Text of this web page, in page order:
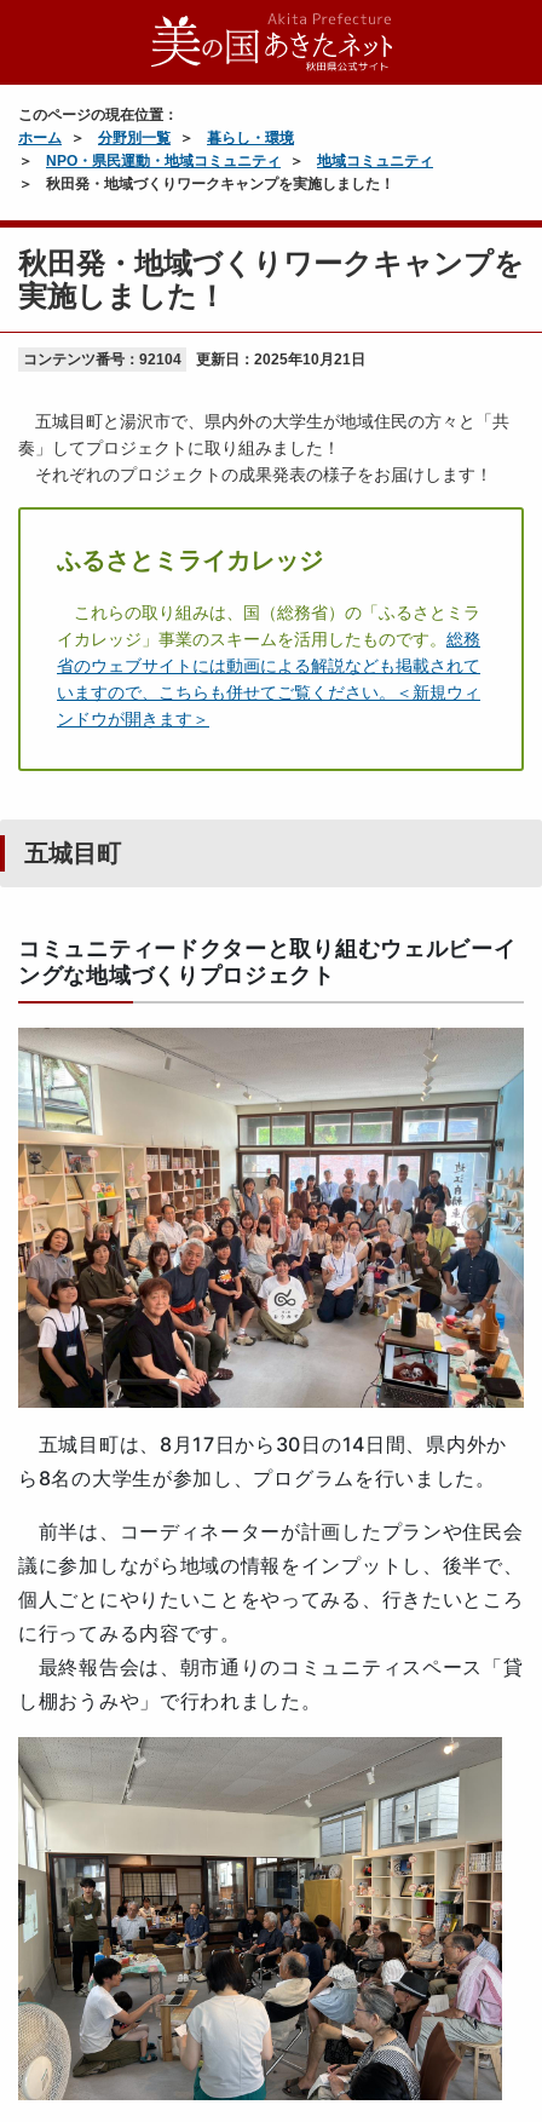
このページの現在位置：
ホーム
分野別一覧
暮らし・環境
NPO・県民運動・地域コミュニティ
地域コミュニティ
秋田発・地域づくりワークキャンプを実施しました！
秋田発・地域づくりワークキャンプを
実施しました！
コンテンツ番号：92104 更新日： 2025年10月21日
五城目町と湯沢市で、県内外の大学生が地域住民の方々と「共
奏」してプロジェクトに取り組みました！
それぞれのプロジェクトの成果発表の様子をお届けします！
ふるさとミライカレッジ
これらの取り組みは、国（総務省）の「ふるさとミラ
イカレッジ」事業のスキームを活用したものです。 総務
省のウェブサイトには動画による解説なども掲載されて
いますので、こちらも併せてご覧ください。＜新規ウィ
ンドウが開きます＞
五城目町
コミュニティードクターと取り組むウェルビーイ
ングな地域づくりプロジェクト
五城目町は、8月17日から30日の14日間、 県内外か
ら8名の大学生が参加し、 プログラムを行いました。
前半は、コーディネーターが計画したプランや住民会
議に参加しながら地域の情報をインプットし、後半で、
個人ごとにやりたいことをやってみる、行きたいところ
に行ってみる内容です。
最終報告会は、朝市通りのコミュニティスペース「貸
し棚おうみや」で行われました。